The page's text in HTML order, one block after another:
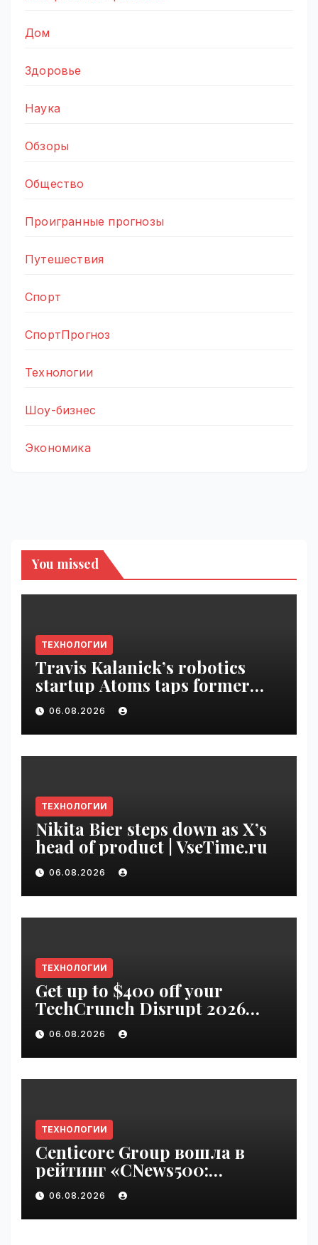
Дом
Здоровье
Наука
Обзоры
Общество
Проигранные прогнозы
Путешествия
Спорт
СпортПрогноз
Технологии
Шоу-бизнес
Экономика
You missed
ТЕХНОЛОГИИ
Travis Kalanick’s robotics
startup Atoms taps former
Uber finance chief as CFO |
VseTime.ru
06.08.2026
ТЕХНОЛОГИИ
Nikita Bier steps down as X’s
head of product | VseTime.ru
06.08.2026
ТЕХНОЛОГИИ
Get up to $400 off your
TechCrunch Disrupt 2026
pass until Friday | VseTime.ru
06.08.2026
ТЕХНОЛОГИИ
Centicore Group вошла в
рейтинг «CNews500:
Крупнейшие ИТ-компании
России» | VseTime.ru
06.08.2026